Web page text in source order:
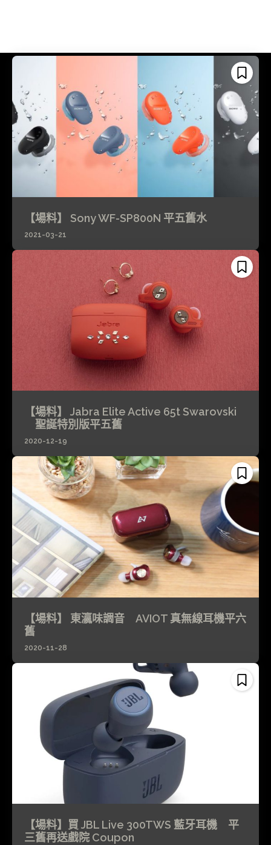
【場料】 Sony WF-SP800N 平五舊水
2021-03-21
【場料】 Jabra Elite Active 65t Swarovski
聖誕特別版平五舊
2020-12-19
【場料】 東瀛味調音 AVIOT 真無線耳機平六
舊
2020-11-28
【場料】買 JBL Live 300TWS 藍牙耳機 平
三舊再送戲院 Coupon